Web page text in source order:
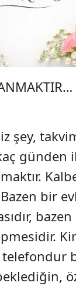
şey,
günden
bir
telefondur